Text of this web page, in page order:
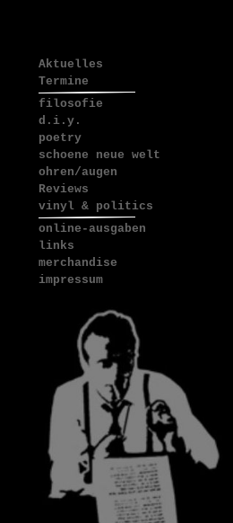
Aktuelles
Termine
filosofie
d.i.y.
poetry
schoene neue welt
ohren/augen
Reviews
vinyl & politics
online-ausgaben
links
merchandise
impressum